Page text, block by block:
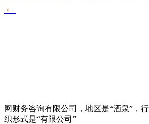
←
网财务咨询有限公司，地区是“酒泉”，
织形式是“有限公司”